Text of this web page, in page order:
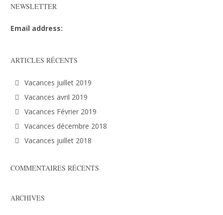
NEWSLETTER
Email address:
ARTICLES RÉCENTS
Vacances juillet 2019
Vacances avril 2019
Vacances Février 2019
Vacances décembre 2018
Vacances juillet 2018
COMMENTAIRES RÉCENTS
ARCHIVES